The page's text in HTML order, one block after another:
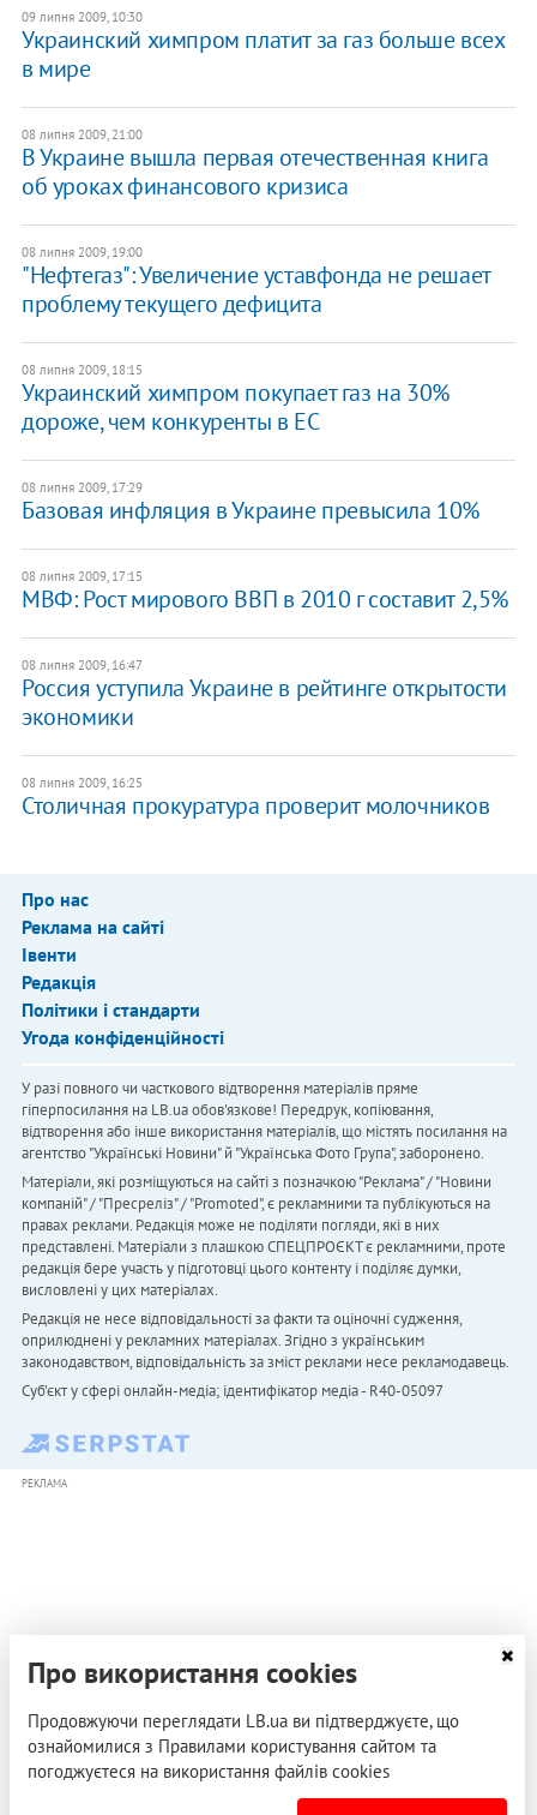
09 липня 2009, 10:30
Украинский химпром платит за газ больше всех
в мире
08 липня 2009, 21:00
В Украине вышла первая отечественная книга
об уроках финансового кризиса
08 липня 2009, 19:00
"Нефтегаз": Увеличение уставфонда не решает
проблему текущего дефицита
08 липня 2009, 18:15
Украинский химпром покупает газ на 30%
дороже, чем конкуренты в ЕС
08 липня 2009, 17:29
Базовая инфляция в Украине превысила 10%
08 липня 2009, 17:15
МВФ: Рост мирового ВВП в 2010 г составит 2,5%
08 липня 2009, 16:47
Россия уступила Украине в рейтинге открытости
экономики
08 липня 2009, 16:25
Столичная прокуратура проверит молочников
Про нас
Реклама на сайті
Івенти
Редакція
Політики і стандарти
Угода конфіденційності
У разі повного чи часткового відтворення матеріалів пряме
гіперпосилання на LB.ua обов'язкове! Передрук, копіювання,
відтворення або інше використання матеріалів, що містять посилання на
агентство "Українськi Новини" й "Українська Фото Група", заборонено.
Матеріали, які розміщуються на сайті з позначкою "Реклама" / "Новини
компаній" / "Пресреліз" / "Promoted", є рекламними та публікуються на
правах реклами. Редакція може не поділяти погляди, які в них
представлені. Матеріали з плашкою СПЕЦПРОЄКТ є рекламними, проте
редакція бере участь у підготовці цього контенту і поділяє думки,
висловлені у цих матеріалах.
Редакція не несе відповідальності за факти та оціночні судження,
оприлюднені у рекламних матеріалах. Згідно з українським
законодавством, відповідальність за зміст реклами несе рекламодавець.
Cуб'єкт у сфері онлайн-медіа; ідентифікатор медіа - R40-05097
РЕКЛАМА
Про використання cookies
Продовжуючи переглядати LB.ua ви підтверджуєте, що
ознайомилися з Правилами користування сайтом та
погоджуєтеся на використання файлів cookies